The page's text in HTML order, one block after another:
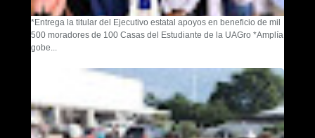
*Entrega la titular del Ejecutivo estatal apoyos en beneficio de mil
500 moradores de 100 Casas del Estudiante de la UAGro *Amplía
gobe...